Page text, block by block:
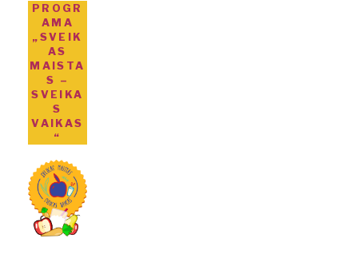
PROGR
AMA
„SVEIK
AS
MAISTA
S –
SVEIKA
S
VAIKAS
“